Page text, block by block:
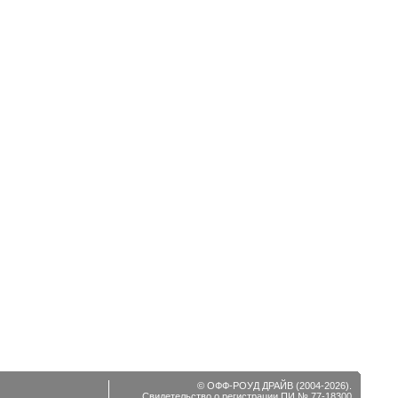
© ОФФ-РОУД ДРАЙВ (2004-2026).